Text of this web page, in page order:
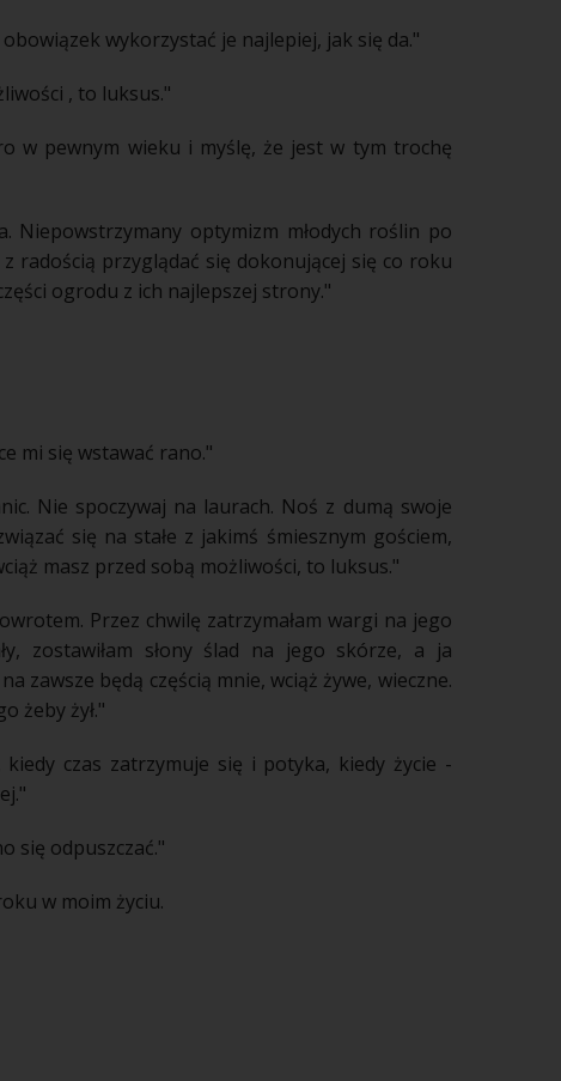
obowiązek wykorzystać je najlepiej, jak się da."
, to luksus."
w pewnym wieku i myślę, że jest w tym trochę
. Niepowstrzymany optymizm młodych roślin po
radością przyglądać się dokonującej się co roku
ogrodu z ich najlepszej strony."
mi się wstawać rano."
Nie spoczywaj na laurach. Noś z dumą swoje
się na stałe z jakimś śmiesznym gościem,
masz przed sobą możliwości, to luksus."
Przez chwilę zatrzymałam wargi na jego
zostawiłam słony ślad na jego skórze, a ja
zawsze będą częścią mnie, wciąż żywe, wieczne.
żeby żył."
kiedy czas zatrzymuje się i potyka, kiedy życie -
się odpuszczać."
w moim życiu.